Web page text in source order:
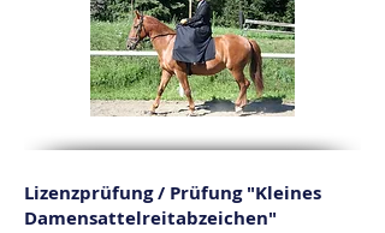
Lizenzprüfung / Prüfung "Kleines
Damensattelreitabzeichen"